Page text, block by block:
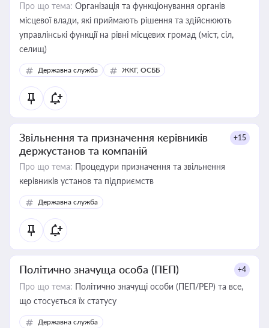
Про що тема: Організація та функціонування органів
місцевої влади, які приймають рішення та здійснюють
управлінські функції на рівні місцевих громад (міст, сіл,
селищ)
Державна служба ЖКГ, ОСББ
Звільнення та призначення керівників
держустанов та компаній
+15
Про що тема: Процедури призначення та звільнення
керівників установ та підприємств
Державна служба
Політично значуща особа (ПЕП) +4
Про що тема: Політично значущі особи (ПЕП/PEP) та все,
що стосується їх статусу
Державна служба